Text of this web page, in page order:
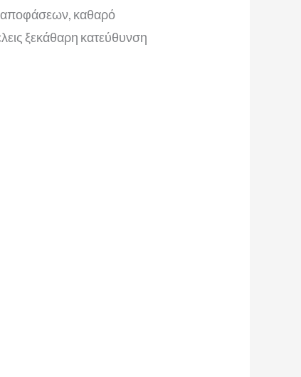
αποφάσεων, καθαρό
ξεκάθαρη κατεύθυνση